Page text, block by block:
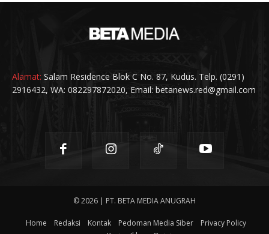
Alamat: Salam Residence Blok C No. 87, Kudus. Telp. (0291)
2916432, WA: 082297872020, Email: betanews.red@gmail.com
© 2026 | PT. BETA MEDIA ANUGRAH
Home Redaksi Kontak Pedoman Media Siber
Privacy Policy